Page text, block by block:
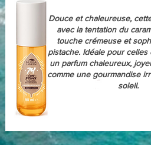
Douce et chaleureuse,
avec la tentation du
touche crémeuse et
pistache. Idéale pour
un parfum chaleureux,
comme une gourmandise
soleil.